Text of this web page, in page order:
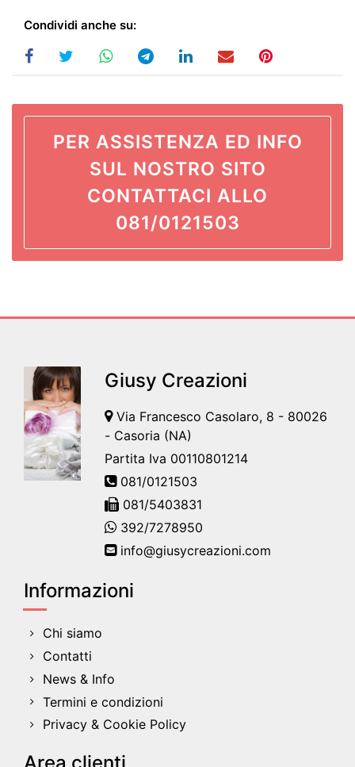
Condividi anche su:
PER ASSISTENZA ED INFO
SUL NOSTRO SITO
CONTATTACI ALLO
081/0121503
Giusy Creazioni
Via Francesco Casolaro, 8 - 80026
- Casoria (NA)
Partita Iva 00110801214
081/0121503
081/5403831
392/7278950
info@giusycreazioni.com
Informazioni
Chi siamo
Contatti
News & Info
Termini e condizioni
Privacy & Cookie Policy